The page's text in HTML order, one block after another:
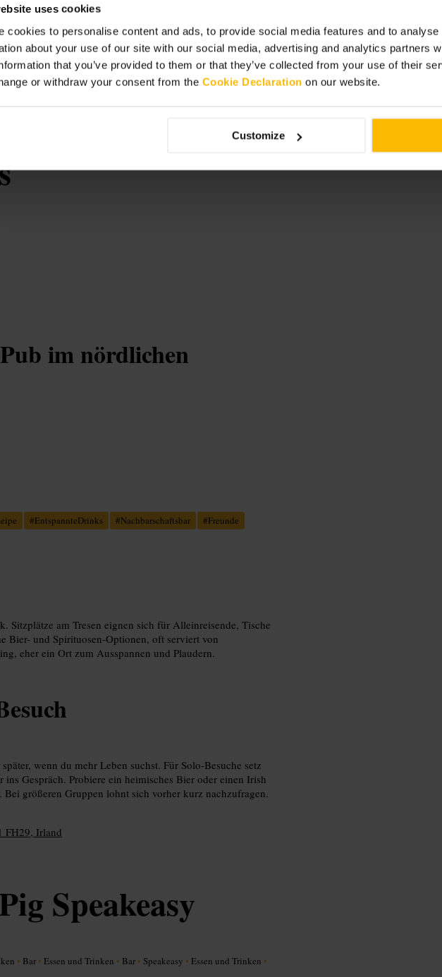
uses cookies
cookies to personalise content and ads, to provide social media features and to
about your use of our site with our social media, advertising and analytics partners
that you’ve provided to them or that they’ve collected from your use of their
or withdraw your consent from the Cookie Declaration on our website.
Customize
Bestell direkt am Tresen, so geht es schneller. Geh mit
sich gut zum Plaudern. Trage praktische Schuhe, die
wechsel zwischendurch den Standort im Viertel.
Dublin 2, D02 DX00, Irland
im nördlichen
#EntspannteDrinks #Nachbarschaftsbar #Freunde
Sitzplätze am Tresen eignen sich für Alleinreisende, Tische
Bier- und Spirituosen‑Optionen, oft serviert von
eher ein Ort zum Ausspannen und Plaudern.
wenn du mehr Leben suchst. Für Solo-Besuche setz
Gespräch. Probiere ein heimisches Bier oder einen Irish
größeren Gruppen lohnt sich vorher kurz nachzufragen.
FH29, Irland
Speakeasy
• Bar • Essen und Trinken • Bar • Speakeasy • Essen und Trinken •